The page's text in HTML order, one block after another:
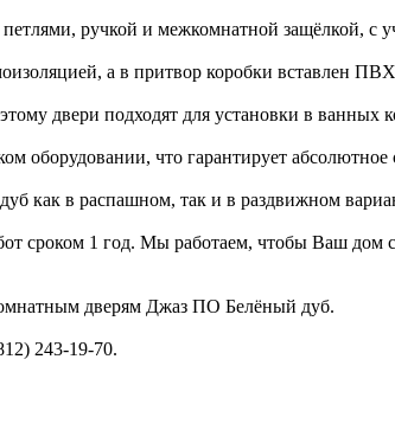
ручкой и межкомнатной защёлкой, с
а в притвор коробки вставлен
двери подходят для установки в ванных
оборудовании, что гарантирует
как в распашном, так и в раздвижном
сроком 1 год. Мы работаем, чтобы Ваш дом
дверям Джаз ПО Белёный дуб.
243-19-70.